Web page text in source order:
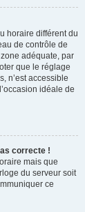
horaire différent du
de contrôle de
adéquate, par
que le réglage
n’est accessible
idéale de
correcte !
mais que
du serveur soit
ce